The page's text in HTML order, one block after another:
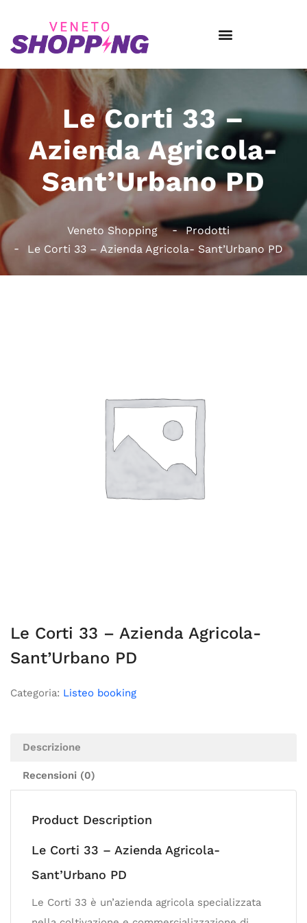
Le Corti 33 –
Azienda Agricola-
Sant’Urbano PD
Veneto Shopping
Prodotti
Le Corti 33 – Azienda Agricola- Sant’Urbano PD
Le Corti 33 – Azienda Agricola-
Sant’Urbano PD
Categoria: Listeo booking
Descrizione
Recensioni (0)
Product Description
Le Corti 33 – Azienda Agricola-
Sant’Urbano PD
Le Corti 33 è un’azienda agricola specializzata